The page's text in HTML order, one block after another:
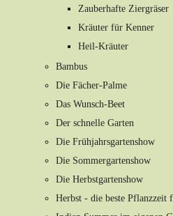
Zauberhafte Ziergräser
Kräuter für Kenner
Heil-Kräuter
Bambus
Die Fächer-Palme
Das Wunsch-Beet
Der schnelle Garten
Die Frühjahrsgartenshow
Die Sommergartenshow
Die Herbstgartenshow
Herbst - die beste Pflanzzeit